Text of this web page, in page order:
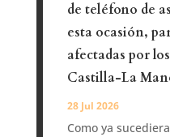
de teléfono de
esta ocasión,
afectadas por
Castilla-La
28 Jul 2026
Como ya